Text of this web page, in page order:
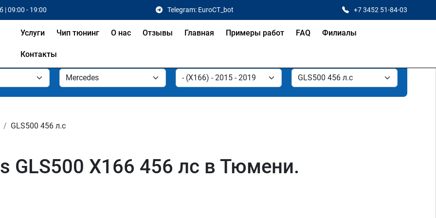
| 09:00 - 19:00 Telegram: EuroCT_bot +7 3452 51-84-03
Услуги Чип тюнинг О нас Отзывы Главная Примеры работ FAQ Филиалы
Контакты
GLS500 456 л.с
GLS500 X166 456 лс в Тюмени.